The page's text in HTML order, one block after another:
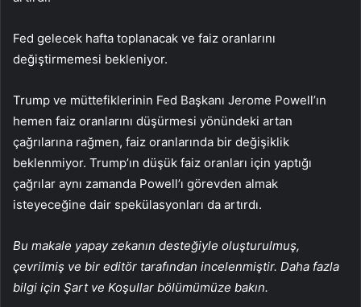
Fed gelecek hafta toplanacak ve faiz oranlarını
değiştirmemesi bekleniyor.
Trump ve müttefiklerinin Fed Başkanı Jerome Powell’ın
hemen faiz oranlarını düşürmesi yönündeki artan
çağrılarına rağmen, faiz oranlarında bir değişiklik
beklenmiyor. Trump’ın düşük faiz oranları için yaptığı
çağrılar aynı zamanda Powell’ı görevden almak
isteyeceğine dair spekülasyonları da artırdı.
Bu makale yapay zekanın desteğiyle oluşturulmuş,
çevrilmiş ve bir editör tarafından incelenmiştir. Daha fazla
bilgi için Şart ve Koşullar bölümümüze bakın.